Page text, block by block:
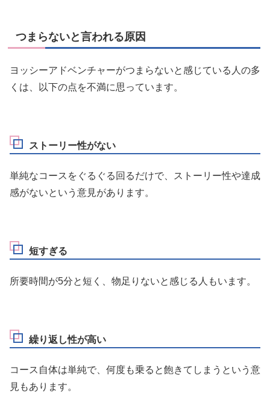
つまらないと言われる原因
ヨッシーアドベンチャーがつまらないと感じている人の多
くは、以下の点を不満に思っています。
ストーリー性がない
単純なコースをぐるぐる回るだけで、ストーリー性や達成
感がないという意見があります。
短すぎる
所要時間が5分と短く、物足りないと感じる人もいます。
繰り返し性が高い
コース自体は単純で、何度も乗ると飽きてしまうという意
見もあります。